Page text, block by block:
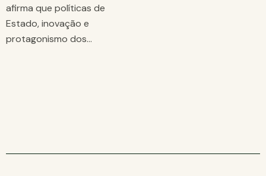
afirma que políticas de
Estado, inovação e
protagonismo dos…